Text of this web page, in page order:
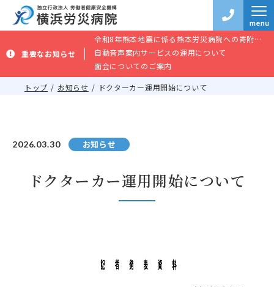
重要なお知らせ
令和8年熊本地震に係る熊本労災病院への寄附のお願い
自動音声案内サービスの運用について
面会についてのご案内
トップ お知らせ ドクターカー運用開始について
2026.03.30 お知らせ
ドクターカー運用開始について